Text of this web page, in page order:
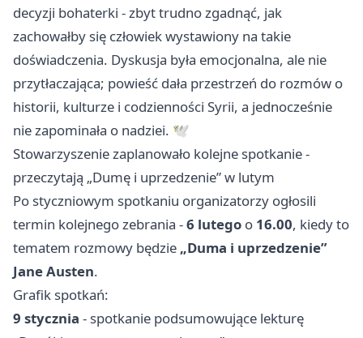
decyzji bohaterki - zbyt trudno zgadnąć, jak
zachowałby się człowiek wystawiony na takie
doświadczenia. Dyskusja była emocjonalna, ale nie
przytłaczająca; powieść dała przestrzeń do rozmów o
historii, kulturze i codzienności Syrii, a jednocześnie
nie zapominała o nadziei. 🕊️
Stowarzyszenie zaplanowało kolejne spotkanie -
przeczytają „Dumę i uprzedzenie” w lutym
Po styczniowym spotkaniu organizatorzy ogłosili
termin kolejnego zebrania -6 lutego o 16.00, kiedy to
tematem rozmowy będzie „Duma i uprzedzenie”
Jane Austen.
Grafik spotkań:
9 stycznia - spotkanie podsumowujące lekturę